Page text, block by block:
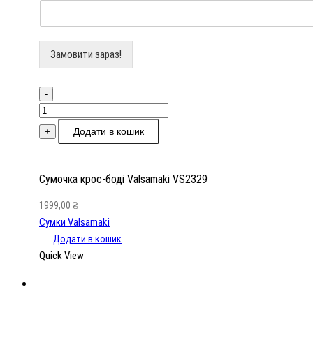
Замовити зараз!
-
Сумочка
крос-
VS2329
+ Додати в кошик
Сумочка крос-боді Valsamaki VS2329
1999,00 ₴
Сумки Valsamaki
Додати в кошик
Quick View